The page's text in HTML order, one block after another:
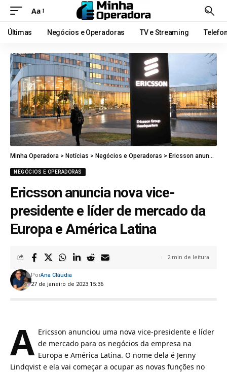
Aa
Últimas Negócios e Operadoras TV e Streaming
Minha Operadora > Notícias > Negócios e Operadoras > Ericsson anuncia nova vice-presidente e líder de mercado da Europa e América Latina
NEGÓCIOS E OPERADORAS
Ericsson anuncia nova vice-
presidente e líder de mercado da
Europa e América Latina
27 de janeiro de 2023 15:36
PorAna Cláudia
2 min de leitura
A Ericsson anunciou uma nova vice-presidente e líder
de mercado para os negócios da empresa na
Europa e América Latina. O nome dela é Jenny
Lindqvist e ela vai começar a ocupar as novas funções no